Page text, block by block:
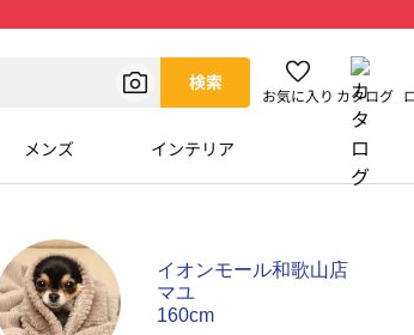
検索
お気に入り カタログ
メンズ インテリア
イオンモール和歌山店
マユ
160cm